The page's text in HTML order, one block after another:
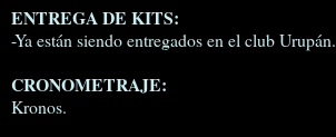
ENTREGA DE KITS:
-Ya están siendo entregados en el club Urupán.
CRONOMETRAJE:
Kronos.